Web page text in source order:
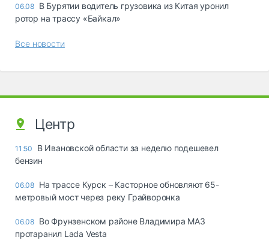
06.08 В Бурятии водитель грузовика из Китая уронил
ротор на трассу «Байкал»
Все новости
Центр
11:50
В Ивановской области за неделю подешевел
бензин
06.08 На трассе Курск – Касторное обновляют 65-
метровый мост через реку Грайворонка
06.08 Во Фрунзенском районе Владимира МАЗ
протаранил Lada Vesta